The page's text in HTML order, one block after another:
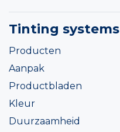
Tinting systems
Producten
Aanpak
Productbladen
Kleur
Duurzaamheid